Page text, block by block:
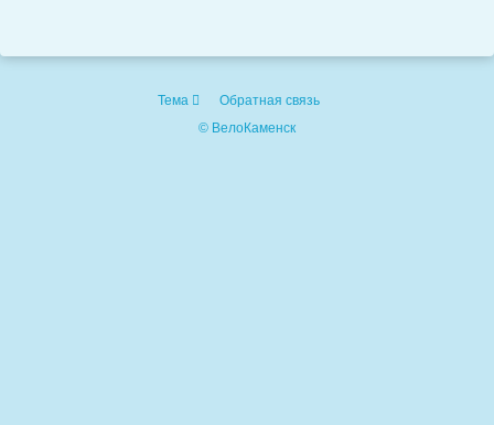
Тема
Обратная связь
© ВелоКаменск